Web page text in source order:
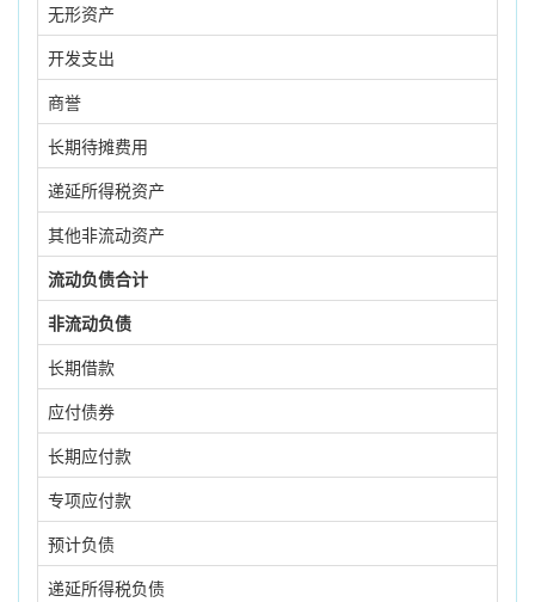
无形资产
开发支出
商誉
长期待摊费用
递延所得税资产
其他非流动资产
流动负债合计
非流动负债
长期借款
应付债券
长期应付款
专项应付款
预计负债
递延所得税负债